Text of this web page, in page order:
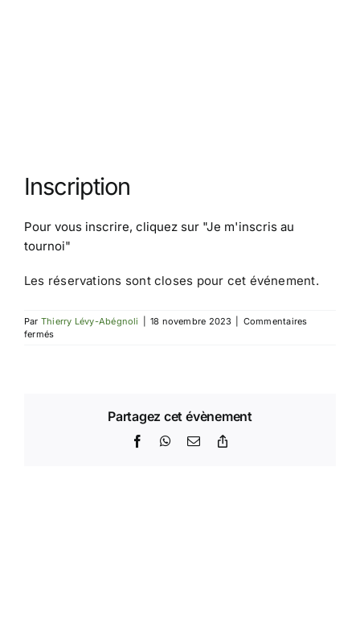
Inscription
Pour vous inscrire, cliquez sur "Je m'inscris au
tournoi"
Les réservations sont closes pour cet événement.
Par Thierry Lévy-Abégnoli 18 novembre 2023
Commentaires
ferméssur
Partagez cet évènement
FacebookWhatsApp
Email